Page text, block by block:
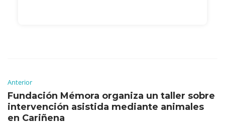
Anterior
Fundación Mémora organiza un taller sobre
intervención asistida mediante animales
en Cariñena